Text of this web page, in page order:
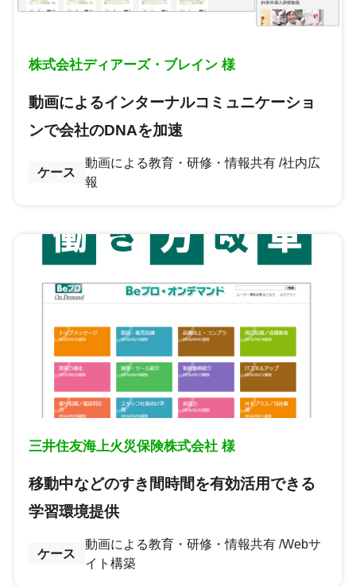
株式会社ディアーズ・ブレイン 様
動画によるインターナルコミュニケーショ
ンで会社のDNAを加速
ケース
動画による教育・研修・情報共有 社内広
報
三井住友海上火災保険株式会社 様
移動中などのすき間時間を有効活用できる
学習環境提供
ケース
動画による教育・研修・情報共有 Webサ
イト構築